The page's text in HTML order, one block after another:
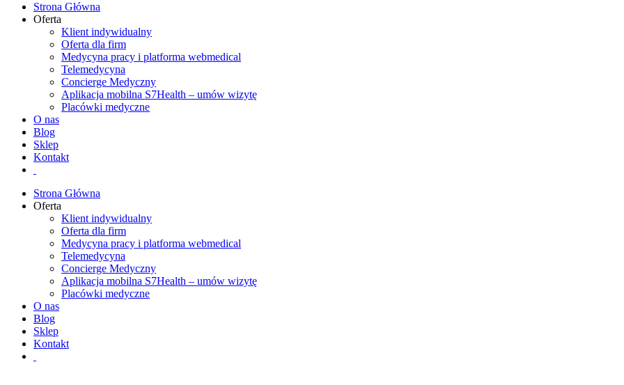
Strona Główna
Oferta
Klient indywidualny
Oferta dla firm
Medycyna pracy i platforma webmedical
Telemedycyna
Concierge Medyczny
Aplikacja mobilna S7Health – umów wizytę
Placówki medyczne
O nas
Blog
Sklep
Kontakt
Strona Główna
Oferta
Klient indywidualny
Oferta dla firm
Medycyna pracy i platforma webmedical
Telemedycyna
Concierge Medyczny
Aplikacja mobilna S7Health – umów wizytę
Placówki medyczne
O nas
Blog
Sklep
Kontakt